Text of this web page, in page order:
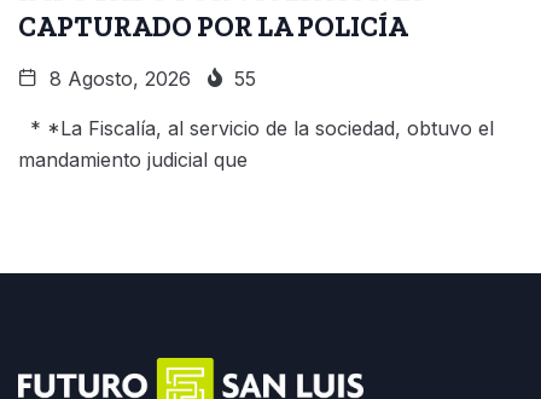
CAPTURADO POR LA POLICÍA
8 Agosto, 2026 55
* *La Fiscalía, al servicio de la sociedad, obtuvo el
mandamiento judicial que